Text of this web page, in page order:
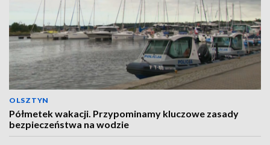
OLSZTYN
Półmetek wakacji. Przypominamy kluczowe zasady
bezpieczeństwa na wodzie